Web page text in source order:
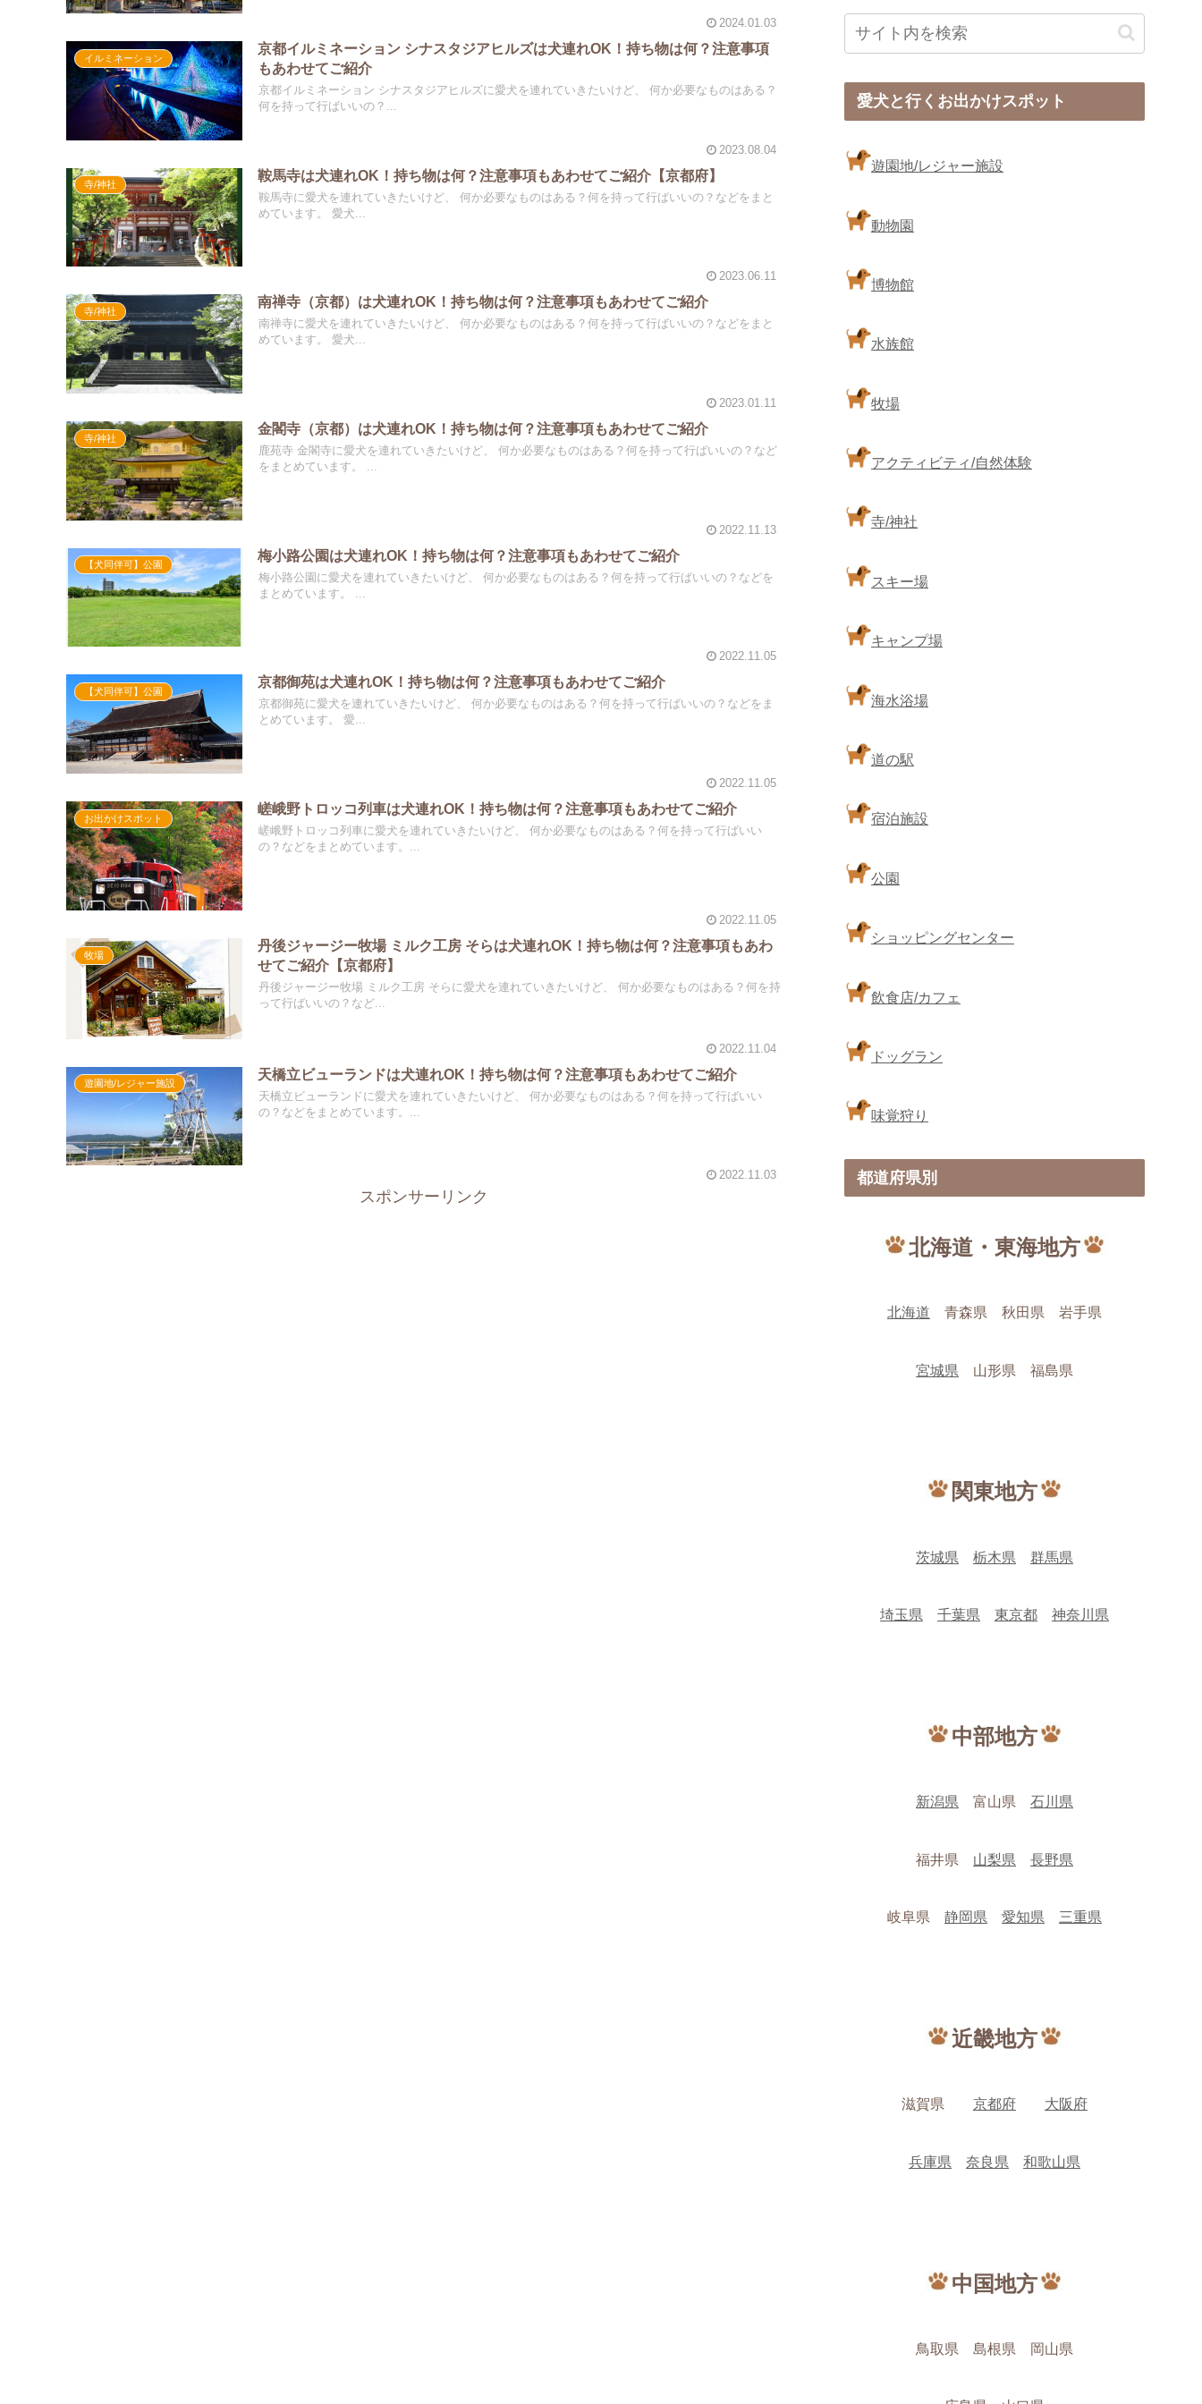
2024.01.03
イルミネーション
京都イルミネーション シナスタジアヒルズは犬連れOK！持ち物は何？注意事項
もあわせてご紹介
京都イルミネーション シナスタジアヒルズに愛犬を連れていきたいけど、 何か必要なものはある？
何を持って行ばいいの？...
2023.08.04
寺/神社
鞍馬寺は犬連れOK！持ち物は何？注意事項もあわせてご紹介【京都府】
鞍馬寺に愛犬を連れていきたいけど、 何か必要なものはある？何を持って行ばいいの？などをまと
めています。 愛犬...
2023.06.11
寺/神社
南禅寺（京都）は犬連れOK！持ち物は何？注意事項もあわせてご紹介
南禅寺に愛犬を連れていきたいけど、 何か必要なものはある？何を持って行ばいいの？などをまと
めています。 愛犬...
2023.01.11
寺/神社
金閣寺（京都）は犬連れOK！持ち物は何？注意事項もあわせてご紹介
鹿苑寺 金閣寺に愛犬を連れていきたいけど、 何か必要なものはある？何を持って行ばいいの？など
をまとめています。 ...
2022.11.13
【犬同伴可】公園
梅小路公園は犬連れOK！持ち物は何？注意事項もあわせてご紹介
梅小路公園に愛犬を連れていきたいけど、 何か必要なものはある？何を持って行ばいいの？などを
2022.11.05
【犬同伴可】公園
京都御苑は犬連れOK！持ち物は何？注意事項もあわせてご紹介
京都御苑に愛犬を連れていきたいけど、 何か必要なものはある？何を持って行ばいいの？などをま
とめています。 愛...
2022.11.05
お出かけスポット
嵯峨野トロッコ列車は犬連れOK！持ち物は何？注意事項もあわせてご紹介
嵯峨野トロッコ列車に愛犬を連れていきたいけど、 何か必要なものはある？何を持って行ばいい
の？などをまとめています。...
2022.11.05
牧場
丹後ジャージー牧場 ミルク工房 そらは犬連れOK！持ち物は何？注意事項もあわ
せてご紹介【京都府】
丹後ジャージー牧場 ミルク工房 そらに愛犬を連れていきたいけど、 何か必要なものはある？何を持
って行ばいいの？など...
2022.11.04
遊園地/レジャー施設
天橋立ビューランドは犬連れOK！持ち物は何？注意事項もあわせてご紹介
天橋立ビューランドに愛犬を連れていきたいけど、 何か必要なものはある？何を持って行ばいい
の？などをまとめています。...
2022.11.03
スポンサーリンク
愛犬と行くお出かけスポット
遊園地/レジャー施設
動物園
博物館
水族館
牧場
アクティビティ/自然体験
寺/神社
スキー場
キャンプ場
海水浴場
道の駅
宿泊施設
公園
ショッピングセンター
飲食店/カフェ
ドッグラン
味覚狩り
都道府県別
北海道・東海地方
北海道 青森県 秋田県 岩手県
宮城県 山形県 福島県
関東地方
茨城県 栃木県 群馬県
埼玉県 千葉県 東京都 神奈川県
中部地方
新潟県 富山県 石川県
福井県 山梨県 長野県
岐阜県 静岡県 愛知県 三重県
近畿地方
滋賀県 京都府 大阪府
兵庫県 奈良県 和歌山県
中国地方
鳥取県 島根県 岡山県